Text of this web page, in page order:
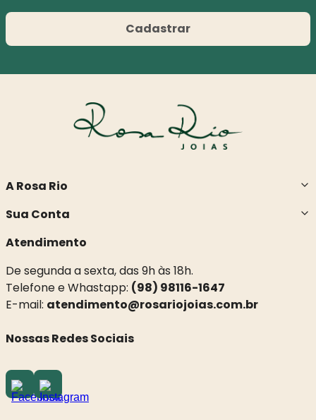
Cadastrar
A Rosa Rio
Sua Conta
Atendimento
De segunda a sexta, das 9h às 18h.
Telefone e Whastapp: (98) 98116-1647
E-mail: atendimento@rosariojoias.com.br
Nossas Redes Sociais